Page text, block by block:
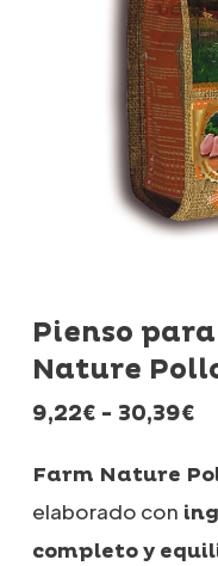
Pienso
Nature
9,22€ - 30,39€
Farm Nature
elaborado con
completo y